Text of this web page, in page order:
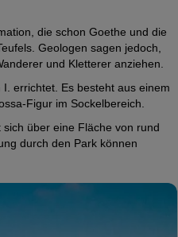
die schon Goethe und die
Geologen sagen jedoch,
und Kletterer anziehen.
errichtet. Es besteht aus einem
Figur im Sockelbereich.
über eine Fläche von rund
durch den Park können